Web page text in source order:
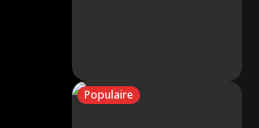
Populaire